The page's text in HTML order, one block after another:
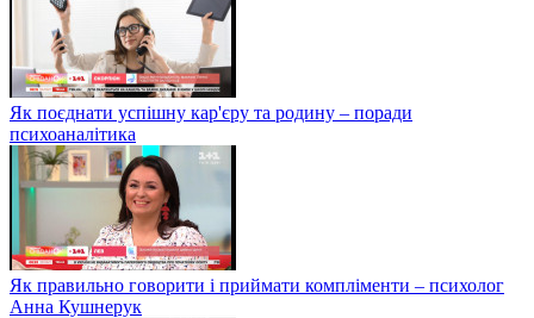
Як поєднати успішну кар'єру та родину – поради
психоаналітика
Як правильно говорити і приймати компліменти – психолог
Анна Кушнерук